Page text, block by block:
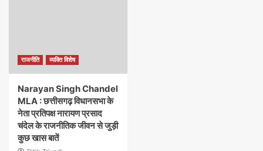
राजनीति व्यक्ति विशेष
Narayan Singh Chandel
MLA : छत्तीसगढ़ विधानसभा के
नेता प्रतिपक्ष नारायण प्रसाद
चंदेल के राजनीतिक जीवन से जुड़ी
कुछ खास बातें